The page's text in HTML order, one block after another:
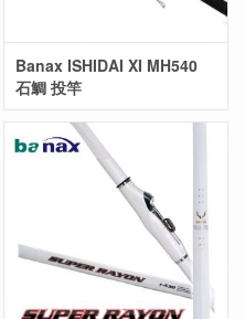
Banax ISHIDAI XI MH540
石鯛 投竿